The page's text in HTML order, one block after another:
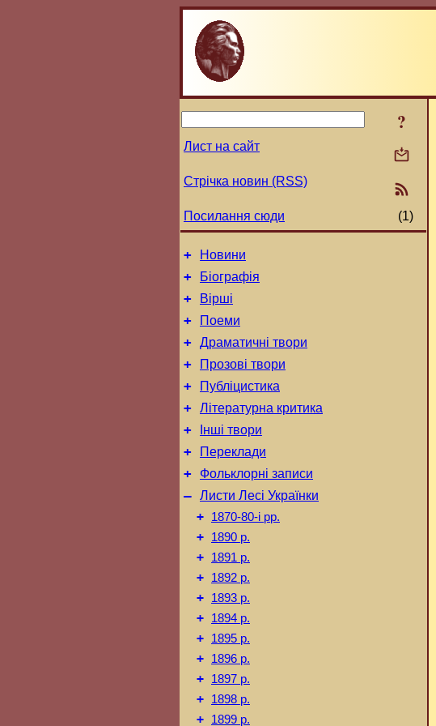
?
Лист на сайт
Стрічка новин (RSS)
Посилання сюди (1)
+ Новини
+ Біографія
+ Вірші
+ Поеми
+ Драматичні твори
+ Прозові твори
+ Публіцистика
+ Літературна критика
+ Інші твори
+ Переклади
+ Фольклорні записи
– Листи Лесі Українки
+
1870-80-і рр.
+ 1890 р.
+ 1891 р.
+ 1892 р.
+ 1893 р.
+ 1894 р.
+ 1895 р.
+ 1896 р.
+ 1897 р.
+ 1898 р.
+ 1899 р.